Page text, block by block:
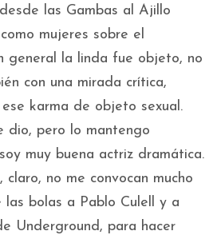
las Gambas al Ajillo
mujeres sobre el
general la linda fue objeto, no
con una mirada crítica,
karma de objeto sexual.
dio, pero lo mantengo
muy buena actriz dramática.
no me convocan mucho
las bolas a Pablo Culell y a
Underground, para hacer